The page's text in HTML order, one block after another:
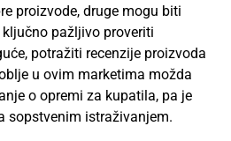
proizvode, druge mogu biti
pažljivo proveriti
potražiti recenzije proizvoda
u ovim marketima možda
o opremi za kupatila, pa je
sopstvenim istraživanjem.